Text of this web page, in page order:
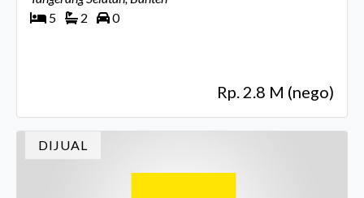
5
2 0
Rp. 2.8 M (nego)
DIJUAL